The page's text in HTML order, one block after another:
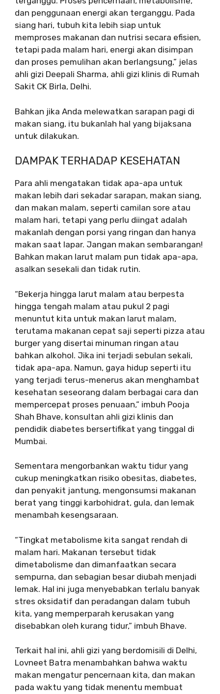
dan penggunaan energi akan terganggu. Pada
siang hari, tubuh kita lebih siap untuk
memproses makanan dan nutrisi secara efisien,
tetapi pada malam hari, energi akan disimpan
dan proses pemulihan akan berlangsung,” jelas
ahli gizi Deepali Sharma, ahli gizi klinis di Rumah
Sakit CK Birla, Delhi.
Bahkan jika Anda melewatkan sarapan pagi di
makan siang, itu bukanlah hal yang bijaksana
untuk dilakukan.
DAMPAK TERHADAP KESEHATAN
Para ahli mengatakan tidak apa-apa untuk
makan lebih dari sekadar sarapan, makan siang,
dan makan malam, seperti camilan sore atau
malam hari, tetapi yang perlu diingat adalah
makanlah dengan porsi yang ringan dan hanya
makan saat lapar. Jangan makan sembarangan!
Bahkan makan larut malam pun tidak apa-apa,
asalkan sesekali dan tidak rutin.
“Bekerja hingga larut malam atau berpesta
hingga tengah malam atau pukul 2 pagi
menuntut kita untuk makan larut malam,
terutama makanan cepat saji seperti pizza atau
burger yang disertai minuman ringan atau
bahkan alkohol. Jika ini terjadi sebulan sekali,
tidak apa-apa. Namun, gaya hidup seperti itu
yang terjadi terus-menerus akan menghambat
kesehatan seseorang dalam berbagai cara dan
mempercepat proses penuaan,” imbuh Pooja
Shah Bhave, konsultan ahli gizi klinis dan
pendidik diabetes bersertifikat yang tinggal di
Mumbai.
Sementara mengorbankan waktu tidur yang
cukup meningkatkan risiko obesitas, diabetes,
dan penyakit jantung, mengonsumsi makanan
berat yang tinggi karbohidrat, gula, dan lemak
menambah kesengsaraan.
“Tingkat metabolisme kita sangat rendah di
malam hari. Makanan tersebut tidak
dimetabolisme dan dimanfaatkan secara
sempurna, dan sebagian besar diubah menjadi
lemak. Hal ini juga menyebabkan terlalu banyak
stres oksidatif dan peradangan dalam tubuh
kita, yang memperparah kerusakan yang
disebabkan oleh kurang tidur,” imbuh Bhave.
Terkait hal ini, ahli gizi yang berdomisili di Delhi,
Lovneet Batra menambahkan bahwa waktu
makan mengatur pencernaan kita, dan makan
pada waktu yang tidak menentu membuat